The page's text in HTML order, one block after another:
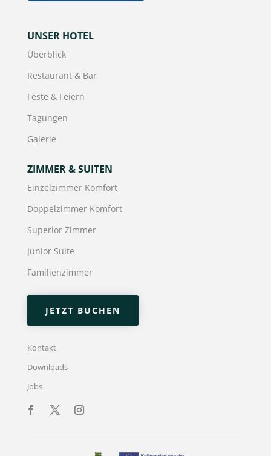
UNSER HOTEL
Überblick
Restaurant & Bar
Feste & Feiern
Tagungen
Galerie
ZIMMER & SUITEN
Einzelzimmer Komfort
Doppelzimmer Komfort
Superior Zimmer
Junior Suite
Familienzimmer
JETZT BUCHEN
Kontakt
Downloads
Jobs